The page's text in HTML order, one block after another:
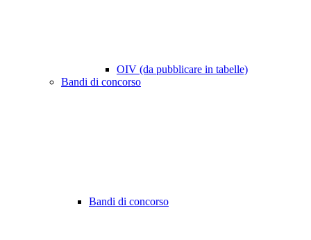
OIV (da pubblicare in tabelle)
Bandi di concorso
Bandi di concorso